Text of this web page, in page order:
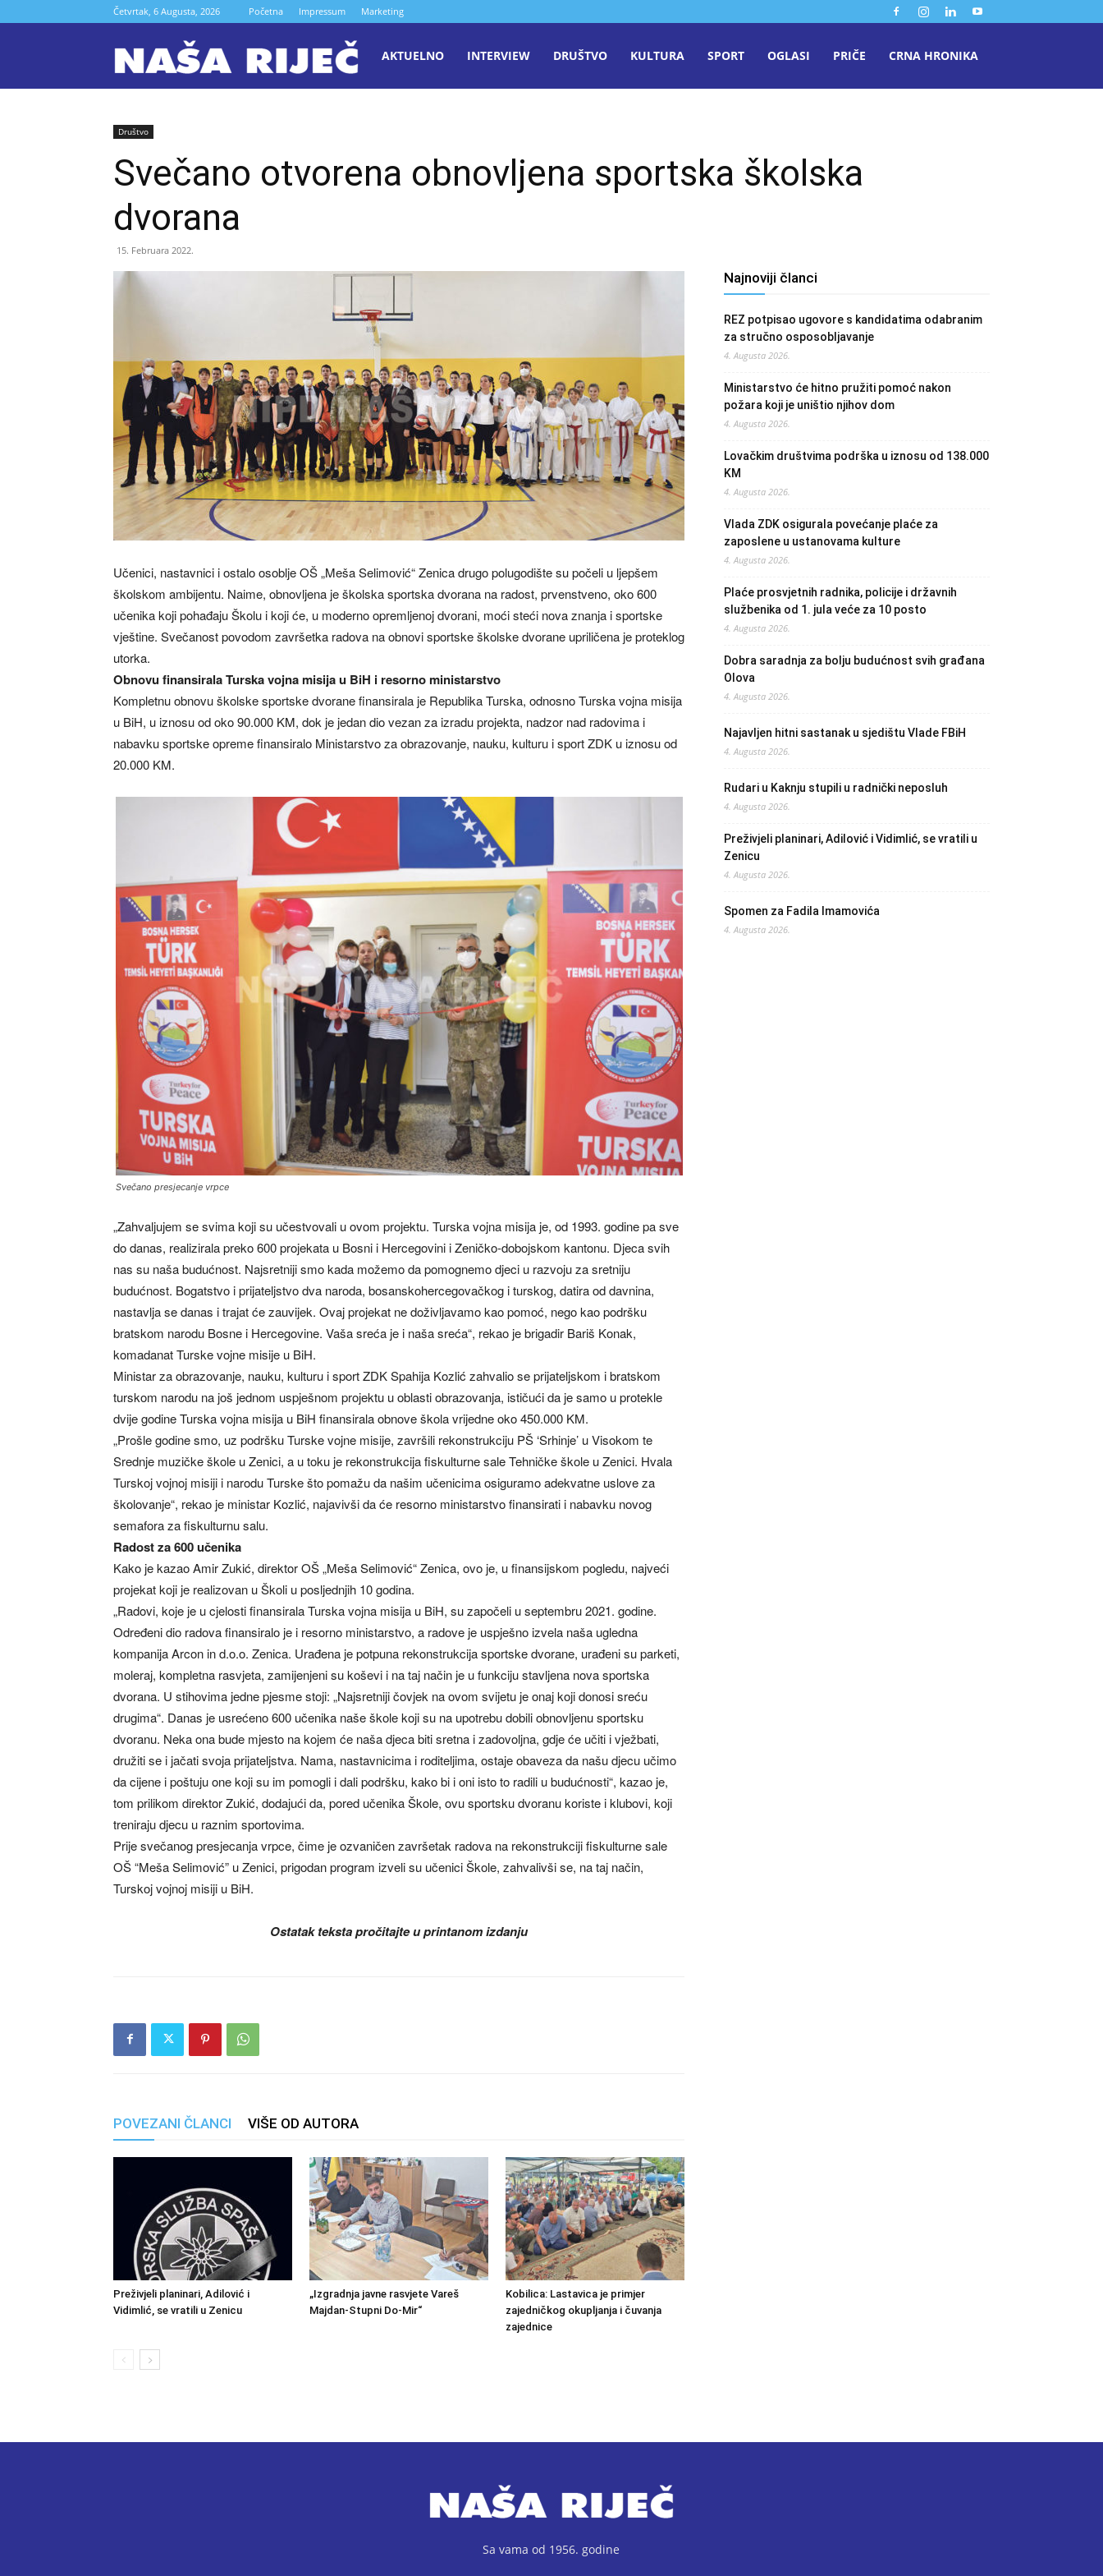
Četvrtak, 6 Augusta, 2026 Početna Impressum Marketing
Naša
Zenica
AKTUELNO INTERVIEW DRUŠTVO KULTURA SPORT OGLASI PRIČE CRNA HRONIKA
Društvo
Svečano otvorena obnovljena sportska školska
dvorana
15. Februara 2022.
Učenici, nastavnici i ostalo osoblje OŠ „Meša Selimović“ Zenica drugo polugodište su počeli u ljepšem
školskom ambijentu. Naime, obnovljena je školska sportska dvorana na radost, prvenstveno, oko 600
učenika koji pohađaju Školu i koji će, u moderno opremljenoj dvorani, moći steći nova znanja i sportske
vještine. Svečanost povodom završetka radova na obnovi sportske školske dvorane upriličena je proteklog
utorka.
Obnovu finansirala Turska vojna misija u BiH i resorno ministarstvo
Kompletnu obnovu školske sportske dvorane finansirala je Republika Turska, odnosno Turska vojna misija
u BiH, u iznosu od oko 90.000 KM, dok je jedan dio vezan za izradu projekta, nadzor nad radovima i
nabavku sportske opreme finansiralo Ministarstvo za obrazovanje, nauku, kulturu i sport ZDK u iznosu od
20.000 KM.
Svečano presjecanje vrpce
„Zahvaljujem se svima koji su učestvovali u ovom projektu. Turska vojna misija je, od 1993. godine pa sve
do danas, realizirala preko 600 projekata u Bosni i Hercegovini i Zeničko-dobojskom kantonu. Djeca svih
nas su naša budućnost. Najsretniji smo kada možemo da pomognemo djeci u razvoju za sretniju
budućnost. Bogatstvo i prijateljstvo dva naroda, bosanskohercegovačkog i turskog, datira od davnina,
nastavlja se danas i trajat će zauvijek. Ovaj projekat ne doživljavamo kao pomoć, nego kao podršku
bratskom narodu Bosne i Hercegovine. Vaša sreća je i naša sreća“, rekao je brigadir Bariš Konak,
komadanat Turske vojne misije u BiH.
Ministar za obrazovanje, nauku, kulturu i sport ZDK Spahija Kozlić zahvalio se prijateljskom i bratskom
turskom narodu na još jednom uspješnom projektu u oblasti obrazovanja, ističući da je samo u protekle
dvije godine Turska vojna misija u BiH finansirala obnove škola vrijedne oko 450.000 KM.
„Prošle godine smo, uz podršku Turske vojne misije, završili rekonstrukciju PŠ ‘Srhinje’ u Visokom te
Srednje muzičke škole u Zenici, a u toku je rekonstrukcija fiskulturne sale Tehničke škole u Zenici. Hvala
Turskoj vojnoj misiji i narodu Turske što pomažu da našim učenicima osiguramo adekvatne uslove za
školovanje“, rekao je ministar Kozlić, najavivši da će resorno ministarstvo finansirati i nabavku novog
semafora za fiskulturnu salu.
Radost za 600 učenika
Kako je kazao Amir Zukić, direktor OŠ „Meša Selimović“ Zenica, ovo je, u finansijskom pogledu, najveći
projekat koji je realizovan u Školi u posljednjih 10 godina.
„Radovi, koje je u cjelosti finansirala Turska vojna misija u BiH, su započeli u septembru 2021. godine.
Određeni dio radova finansiralo je i resorno ministarstvo, a radove je uspješno izvela naša ugledna
kompanija Arcon in d.o.o. Zenica. Urađena je potpuna rekonstrukcija sportske dvorane, urađeni su parketi,
moleraj, kompletna rasvjeta, zamijenjeni su koševi i na taj način je u funkciju stavljena nova sportska
dvorana. U stihovima jedne pjesme stoji: „Najsretniji čovjek na ovom svijetu je onaj koji donosi sreću
drugima“. Danas je usrećeno 600 učenika naše škole koji su na upotrebu dobili obnovljenu sportsku
dvoranu. Neka ona bude mjesto na kojem će naša djeca biti sretna i zadovoljna, gdje će učiti i vježbati,
družiti se i jačati svoja prijateljstva. Nama, nastavnicima i roditeljima, ostaje obaveza da našu djecu učimo
da cijene i poštuju one koji su im pomogli i dali podršku, kako bi i oni isto to radili u budućnosti“, kazao je,
tom prilikom direktor Zukić, dodajući da, pored učenika Škole, ovu sportsku dvoranu koriste i klubovi, koji
treniraju djecu u raznim sportovima.
Prije svečanog presjecanja vrpce, čime je ozvaničen završetak radova na rekonstrukciji fiskulturne sale
OŠ “Meša Selimović” u Zenici, prigodan program izveli su učenici Škole, zahvalivši se, na taj način,
Turskoj vojnoj misiji u BiH.
Ostatak teksta pročitajte u printanom izdanju
POVEZANI ČLANCI VIŠE OD AUTORA
Preživjeli planinari, Adilović i
Vidimlić, se vratili u Zenicu
„Izgradnja javne rasvjete Vareš
Majdan-Stupni Do-Mir“
Kobilica: Lastavica je primjer
zajedničkog okupljanja i čuvanja
zajednice
Najnoviji članci
REZ potpisao ugovore s kandidatima odabranim
za stručno osposobljavanje
4. Augusta 2026.
Ministarstvo će hitno pružiti pomoć nakon
požara koji je uništio njihov dom
4. Augusta 2026.
Lovačkim društvima podrška u iznosu od 138.000
KM
4. Augusta 2026.
Vlada ZDK osigurala povećanje plaće za
zaposlene u ustanovama kulture
4. Augusta 2026.
Plaće prosvjetnih radnika, policije i državnih
službenika od 1. jula veće za 10 posto
4. Augusta 2026.
Dobra saradnja za bolju budućnost svih građana
Olova
4. Augusta 2026.
Najavljen hitni sastanak u sjedištu Vlade FBiH
4. Augusta 2026.
Rudari u Kaknju stupili u radnički neposluh
4. Augusta 2026.
Preživjeli planinari, Adilović i Vidimlić, se vratili u
Zenicu
4. Augusta 2026.
Spomen za Fadila Imamovića
4. Augusta 2026.
Sa vama od 1956. godine